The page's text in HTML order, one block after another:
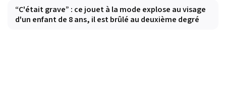
“C'était grave” : ce jouet à la mode explose au visage
d'un enfant de 8 ans, il est brûlé au deuxième degré